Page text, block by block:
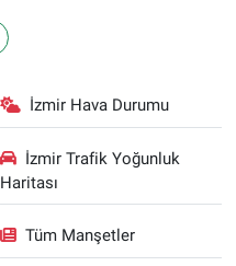
İzmir Hava Durumu
İzmir Trafik Yoğunluk
Haritası
Tüm Manşetler